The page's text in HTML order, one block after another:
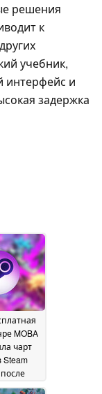
решения
к
учебник,
интерфейс и
задержка
MOBA
чарт
Steam
24 July